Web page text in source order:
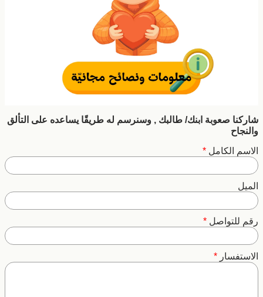
شاركنا صعوبة ابنك/ طالبك , وسنرسم له طريقًا يساعده على التألق
والنجاح
الاسم الكامل *
الميل
رقم للتواصل *
الاستفسار *